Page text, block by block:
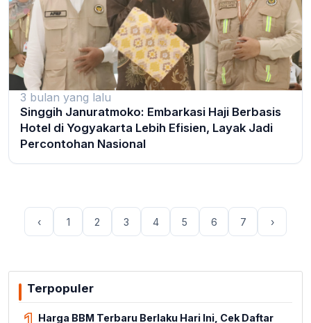
3 bulan yang lalu
Singgih Januratmoko: Embarkasi Haji Berbasis
Hotel di Yogyakarta Lebih Efisien, Layak Jadi
Percontohan Nasional
‹ 1 2 3 4 5 6 7 ›
Terpopuler
Harga BBM Terbaru Berlaku Hari Ini, Cek Daftar